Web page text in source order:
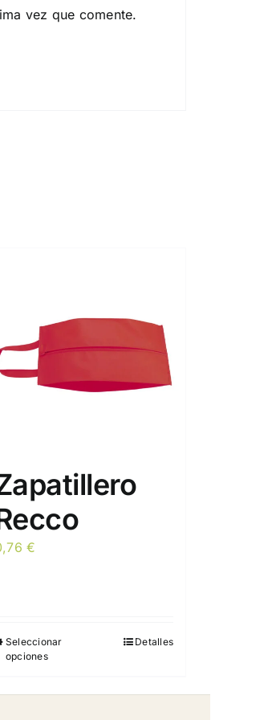
vez que comente.
€
Seleccionar
opciones
Detalles